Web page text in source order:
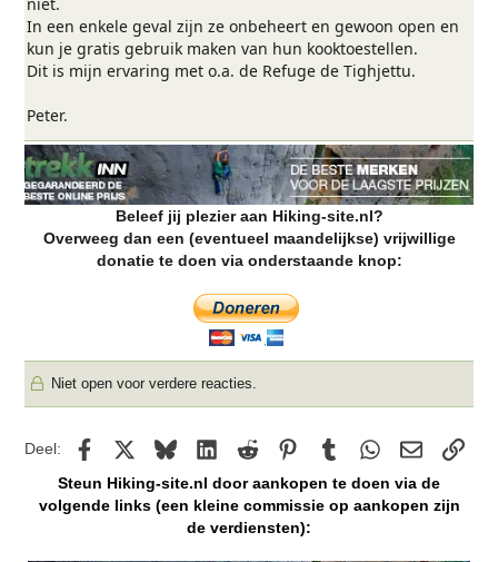
In een enkele geval zijn ze onbeheert en gewoon open en
kun je gratis gebruik maken van hun kooktoestellen.
Dit is mijn ervaring met o.a. de Refuge de Tighjettu.
Peter.
Beleef jij plezier aan Hiking-site.nl?
Overweeg dan een (eventueel maandelijkse) vrijwillige
donatie te doen via onderstaande knop:
Niet open voor verdere reacties.
Deel: Facebook BlueskyLinkedInReddit PinterestTumblr WhatsApp
E-mail
Steun Hiking-site.nl door aankopen te doen via de
volgende links (een kleine commissie op aankopen zijn
de verdiensten):